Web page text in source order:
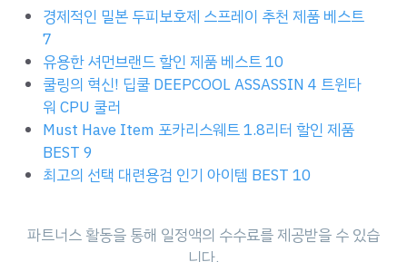
경제적인 밀본 두피보호제 스프레이 추천 제품 베스트
7
유용한 셔먼브랜드 할인 제품 베스트 10
쿨링의 혁신! 딥쿨 DEEPCOOL ASSASSIN 4 트윈타
워 CPU 쿨러
Must Have Item 포카리스웨트 1.8리터 할인 제품
BEST 9
최고의 선택 대련용검 인기 아이템 BEST 10
파트너스 활동을 통해 일정액의 수수료를 제공받을 수 있습